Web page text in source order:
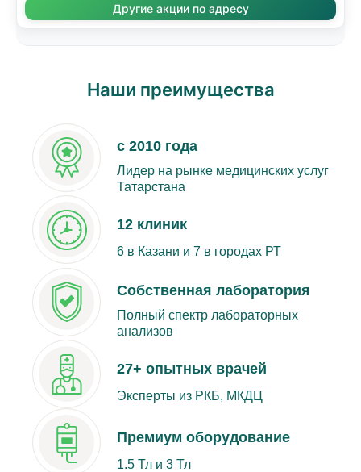
Другие акции по адресу
Наши преимущества
с 2010 года
Лидер на рынке медицинских услуг
Татарстана
12 клиник
6 в Казани и 7 в городах РТ
Собственная лаборатория
Полный спектр лабораторных
анализов
27+ опытных врачей
Эксперты из РКБ, МКДЦ
Премиум оборудование
1.5 Тл и 3 Тл